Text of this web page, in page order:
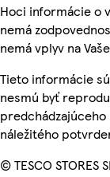
Hoci informácie o
nemá
nemá vplyv na
Tieto informácie
nesmú byť
predchádzajúceho
náležitého
© TESCO STORES